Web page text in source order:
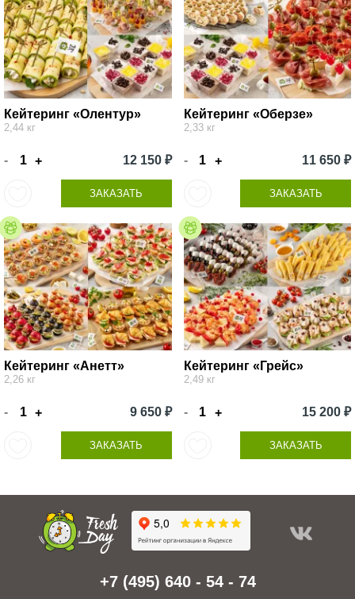
Кейтеринг «Олентур»
2,44 кг
- + 12 150 ₽
ЗАКАЗАТЬ
Кейтеринг «Оберзе»
2,33 кг
- + 11 650 ₽
ЗАКАЗАТЬ
Кейтеринг «Анетт»
2,26 кг
- + 9 650 ₽
ЗАКАЗАТЬ
Кейтеринг «Грейс»
2,49 кг
- + 15 200 ₽
ЗАКАЗАТЬ
+7 (495) 640 - 54 - 74